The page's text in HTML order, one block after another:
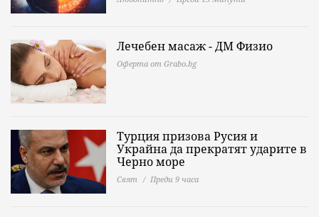
Лечебен масаж - ДМ Физио
Оферта от Grabo.bg
Турция призова Русия и
Украйна да прекратят ударите в
Черно море
Свят Преди 9 часа